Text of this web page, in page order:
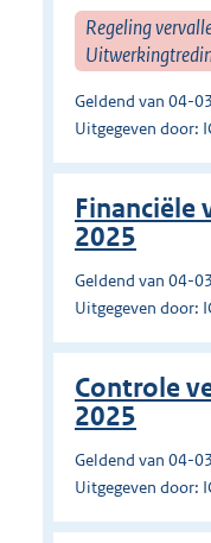
Regeling
Geldend van 04-
Uitgegeven door:
Financiële
2025
Geldend van 04-
Uitgegeven door:
Controle
2025
Geldend van 04-
Uitgegeven door: